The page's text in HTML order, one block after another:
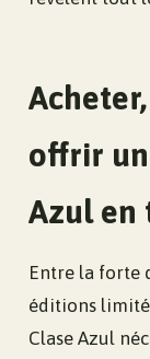
offrir
Azul en
Entre la forte
éditions
Clase Azul